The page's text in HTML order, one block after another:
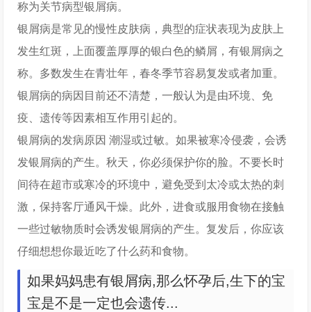
称为关节病型银屑病。
银屑病是常见的慢性皮肤病，典型的症状表现为皮肤上
发生红斑，上面覆盖厚厚的银白色的鳞屑，有银屑病之
称。多数发生在青壮年，春冬季节容易复发或者加重。
银屑病的病因目前还不清楚，一般认为是由环境、免
疫、遗传等因素相互作用引起的。
银屑病的发病原因 潮湿或过敏。如果被寒冷侵袭，会诱
发银屑病的产生。秋天，你必须保护你的脸。不要长时
间待在超市或寒冷的环境中，避免受到太冷或太热的刺
激，保持客厅通风干燥。此外，进食或服用食物在接触
一些过敏物质时会诱发银屑病的产生。复发后，你应该
仔细想想你最近吃了什么药和食物。
如果妈妈患有银屑病,那么怀孕后,生下的宝
宝是不是一定也会遗传...